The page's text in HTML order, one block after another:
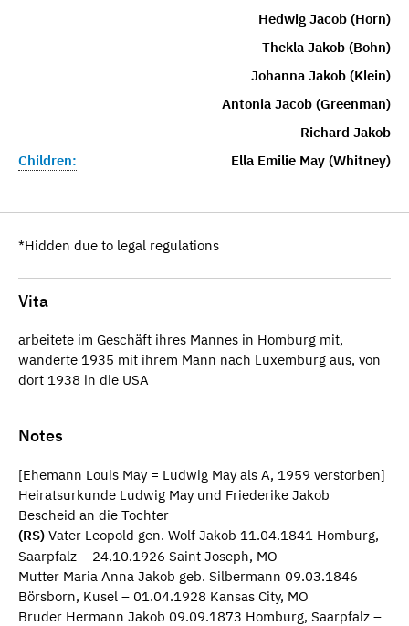
Hedwig Jacob (Horn)
Thekla Jakob (Bohn)
Johanna Jakob (Klein)
Antonia Jacob (Greenman)
Richard Jakob
Children:
Ella Emilie May (Whitney)
*Hidden due to legal regulations
Vita
arbeitete im Geschäft ihres Mannes in Homburg mit,
wanderte 1935 mit ihrem Mann nach Luxemburg aus, von
dort 1938 in die USA
Notes
[Ehemann Louis May = Ludwig May als A, 1959 verstorben]
Heiratsurkunde Ludwig May und Friederike Jakob
Bescheid an die Tochter
(RS) Vater Leopold gen. Wolf Jakob 11.04.1841 Homburg,
Saarpfalz – 24.10.1926 Saint Joseph, MO
Mutter Maria Anna Jakob geb. Silbermann 09.03.1846
Börsborn, Kusel – 01.04.1928 Kansas City, MO
Bruder Hermann Jakob 09.09.1873 Homburg, Saarpfalz –